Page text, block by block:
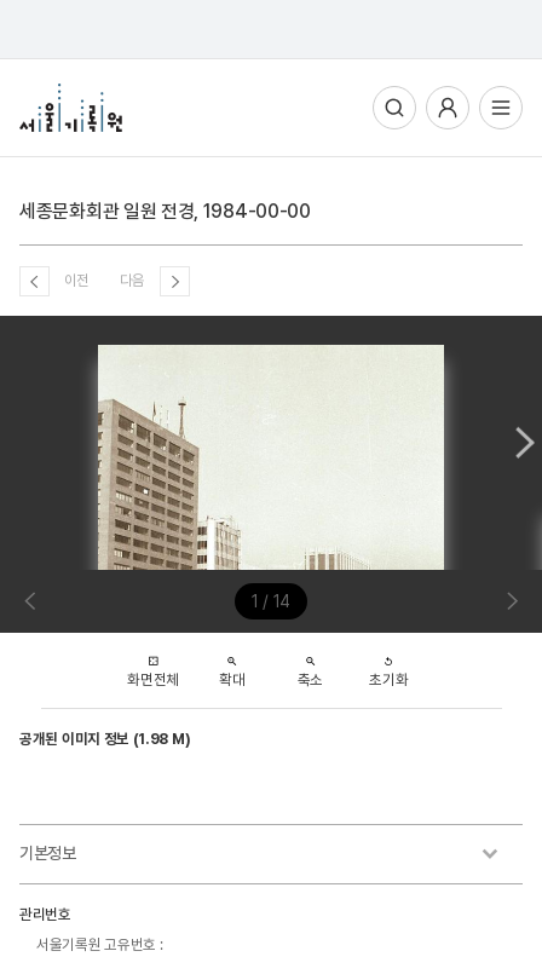
전체메뉴열기
세종문화회관 일원 전경, 1984-00-00
이전 다음
1 / 14
화면전체 확대 축소 초기화
공개된 이미지 정보 (1.98 M)
기본정보
관리번호
서울기록원 고유번호 :